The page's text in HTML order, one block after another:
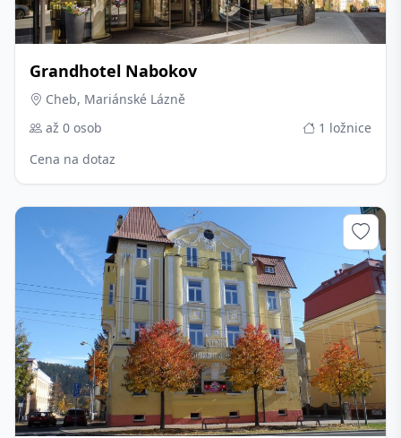
Grandhotel Nabokov
Cheb, Mariánské Lázně
až 0 osob
1 ložnice
Cena na dotaz